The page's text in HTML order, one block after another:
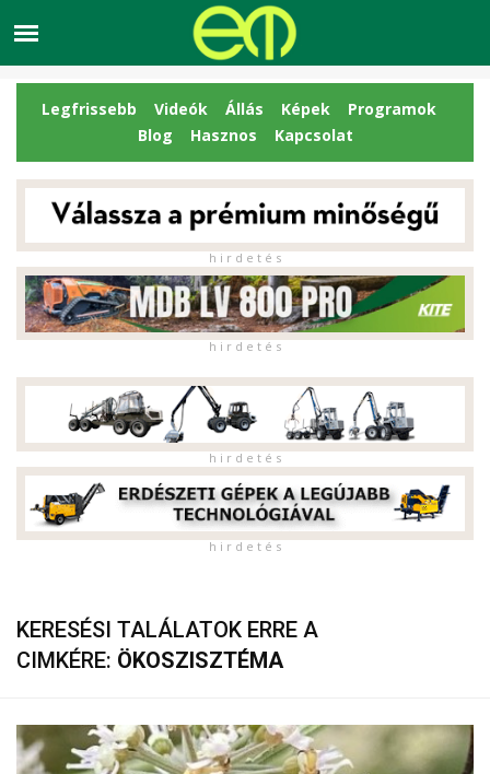
Legfrissebb Videók Állás Képek
Programok
Blog
Hasznos Kapcsolat
h i r d e t é s
h i r d e t é s
h i r d e t é s
h i r d e t é s
KERESÉSI TALÁLATOK ERRE A
CIMKÉRE: ÖKOSZISZTÉMA